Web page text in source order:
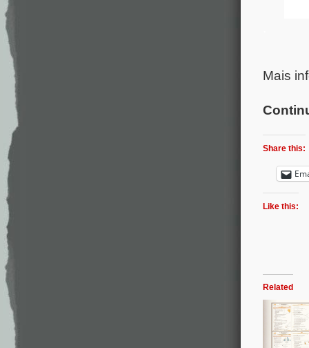
Mais
Share this:
Like this:
Related